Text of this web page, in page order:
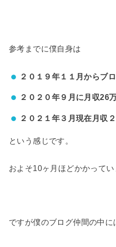
参考までに僕自身は
２０１９年１１月からブ
２０２０年９月に月収26
２０２１年３月現在月収
という感じです。
およそ10ヶ月ほどかかって
ですが僕のブログ仲間の中に